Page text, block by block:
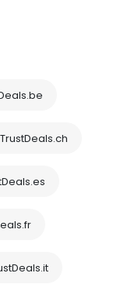
TrustDeals.ch